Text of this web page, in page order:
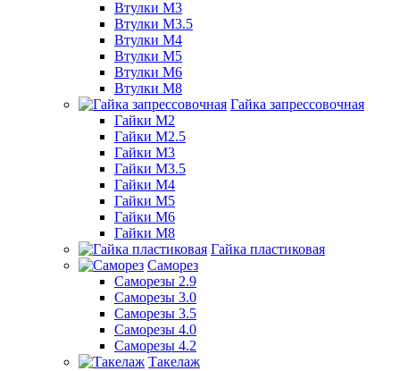
Втулки М3
Втулки М3.5
Втулки М4
Втулки М5
Втулки М6
Втулки М8
Гайка запрессовочная
Гайки М2
Гайки М2.5
Гайки М3
Гайки М3.5
Гайки М4
Гайки М5
Гайки М6
Гайки М8
Гайка пластиковая
Саморез
Саморезы 2.9
Саморезы 3.0
Саморезы 3.5
Саморезы 4.0
Саморезы 4.2
Такелаж